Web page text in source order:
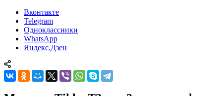
Вконтакте
Telegram
Одноклассники
WhatsApp
Яндекс.Дзен